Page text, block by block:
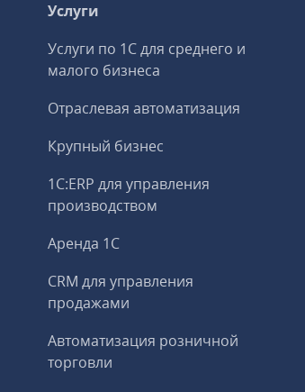
Услуги
Услуги по 1С для среднего и
малого бизнеса
Отраслевая автоматизация
Крупный бизнес
1С:ERP для управления
производством
Аренда 1С
CRM для управления
продажами
Автоматизация розничной
торговли